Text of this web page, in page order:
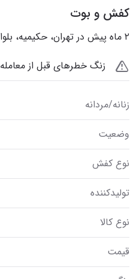
کفش و بوت
۲ ماه پیش در تهران، حکیمیه، بلوار بابائیان
زنگ خطرهای قبل از معامله
زنانه/مردانه
وضعیت
نوع کفش
تولیدکننده
نوع کالا
قیمت